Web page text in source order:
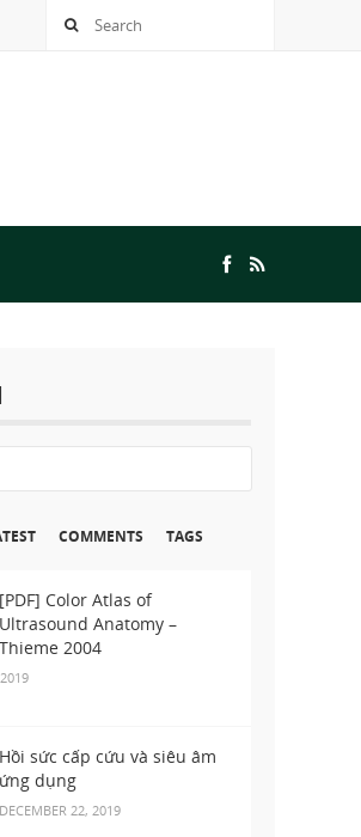
COMMENTS TAGS
[PDF] Color Atlas of
Ultrasound Anatomy –
Thieme 2004
Hồi sức cấp cứu và siêu âm
ứng dụng
DECEMBER 22, 2019